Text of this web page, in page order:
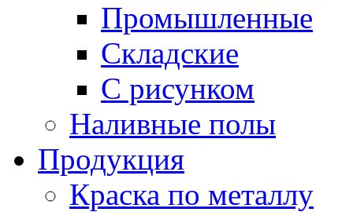
Промышленные
Складские
С рисунком
Наливные полы
Продукция
Краска по металлу